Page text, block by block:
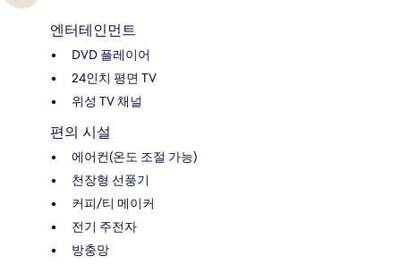
엔터테인먼트
DVD 플레이어
24인치 평면 TV
위성 TV 채널
편의 시설
에어컨(온도 조절 가능)
천장형 선풍기
커피/티 메이커
전기 주전자
방충망